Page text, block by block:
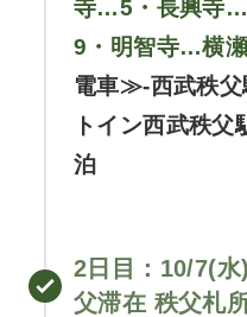
寺…5・長興寺
9・明智寺…横
電車≫-西武秩父
トイン西武秩父
2日目 ：10/7(水)
父滞在 秩父札